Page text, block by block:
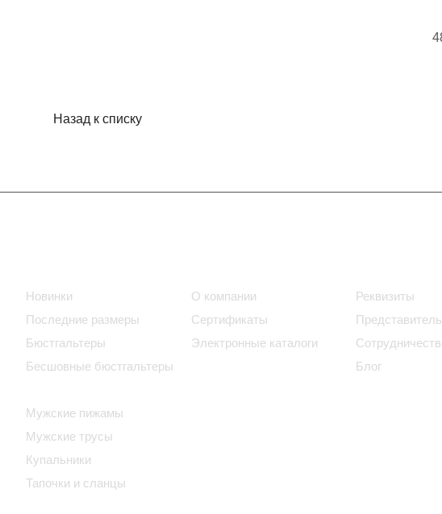
Назад к списку
Новинки
Последние размеры
Бюстгальтеры
Бесшовные бюстгальтеры
Мужские пижамы
Мужские трусы
Купальники
Тапочки и сланцы
О компании
Сертификаты
Электронные каталоги
Реквизиты
Блог